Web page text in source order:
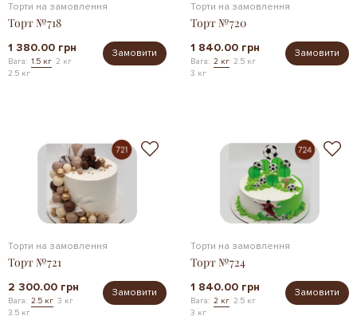
Торти на замовлення
Торт №718
1 380.00 грн
Вага: 1.5 кг 2 кг
2.5 кг
Замовити
Торти на замовлення
Торт №720
1 840.00 грн
Вага: 2 кг 2.5 кг
3 кг
Замовити
Торти на замовлення
Торт №721
2 300.00 грн
Вага: 2.5 кг 3 кг
3.5 кг
Замовити
Торти на замовлення
Торт №724
1 840.00 грн
Вага: 2 кг 2.5 кг
3 кг
Замовити